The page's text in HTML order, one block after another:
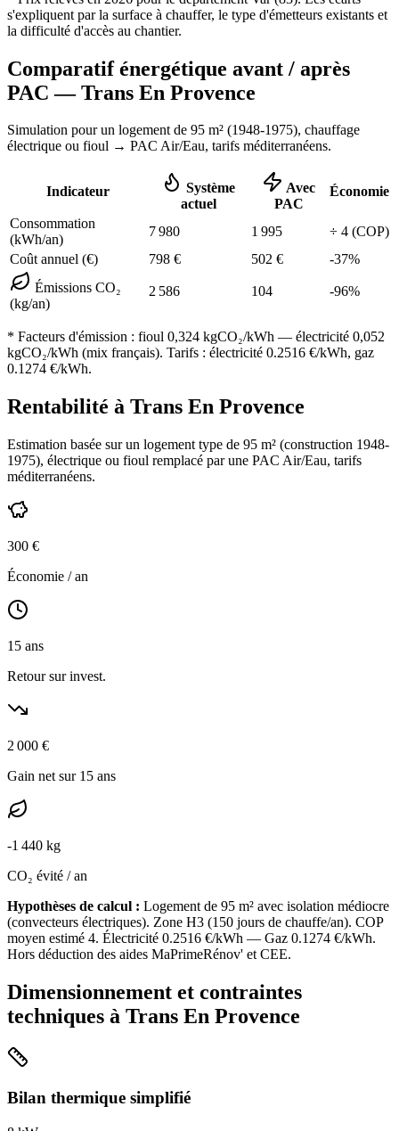
s'expliquent par la surface à chauffer, le type d'émetteurs existants et
la difficulté d'accès au chantier.
Comparatif énergétique avant / après
PAC —Trans En Provence
Simulation pour un logement de 95 m² (1948-1975), chauffage
électrique ou fioul → PAC Air/Eau, tarifs méditerranéens.
Indicateur
Système
actuel
Avec
PAC
Économie
Consommation
(kWh/an)
7 980 1 995 ÷ 4 (COP)
Coût annuel (€)
798 € 502 € -37%
Émissions CO₂
(kg/an)
2 586 104 -96%
* Facteurs d'émission : fioul 0,324 kgCO₂/kWh — électricité 0,052
kgCO₂/kWh (mix français). Tarifs : électricité 0.2516 €/kWh, gaz
0.1274 €/kWh.
Rentabilité à Trans En Provence
Estimation basée sur un logement type de 95 m² (construction 1948-
1975), électrique ou fioul remplacé par une PAC Air/Eau, tarifs
méditerranéens.
300 €
Économie / an
15 ans
Retour sur invest.
2 000 €
Gain net sur 15 ans
-1 440 kg
CO₂ évité / an
Hypothèses de calcul : Logement de 95 m² avec isolation médiocre
(convecteurs électriques). Zone H3 (150 jours de chauffe/an). COP
moyen estimé 4. Électricité 0.2516 €/kWh — Gaz 0.1274 €/kWh.
Hors déduction des aides MaPrimeRénov' et CEE.
Dimensionnement et contraintes
techniques à Trans En Provence
Bilan thermique simplifié